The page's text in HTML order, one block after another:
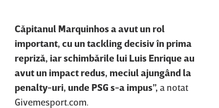
Căpitanul Marquinhos a avut un rol
important, cu un tackling decisiv în prima
repriză, iar schimbările lui Luis Enrique au
avut un impact redus, meciul ajungând la
penalty-uri, unde PSG s-a impus”, a notat
Givemesport.com.